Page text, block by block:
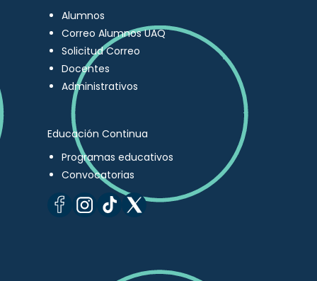
Alumnos
Correo Alumnos UAQ
Solicitud Correo
Docentes
Administrativos
Educación Continua
Programas educativos
Convocatorias